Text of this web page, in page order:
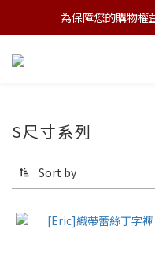
💌 Nearby收藏
為保障您的購物權
💌 Nearby收藏
S尺寸系列
Sort by